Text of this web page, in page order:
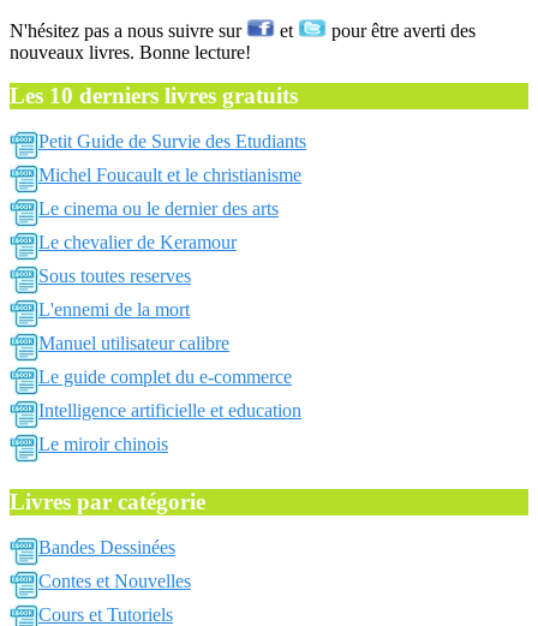
N'hésitez pas a nous suivre sur et
pour être averti des
nouveaux livres. Bonne lecture!
Les 10 derniers livres gratuits
Petit Guide de Survie des Etudiants
Michel Foucault et le christianisme
Le cinema ou le dernier des arts
Le chevalier de Keramour
Sous toutes reserves
L'ennemi de la mort
Manuel utilisateur calibre
Le guide complet du e-commerce
Intelligence artificielle et education
Le miroir chinois
Livres par catégorie
Bandes Dessinées
Contes et Nouvelles
Cours et Tutoriels